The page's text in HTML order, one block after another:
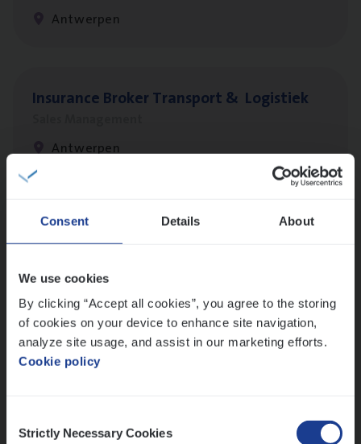
Consent Details About
We use cookies
By clicking “Accept all cookies”, you agree to the storing
of cookies on your device to enhance site navigation,
analyze site usage, and assist in our marketing efforts.
Cookie policy
Selection
Strictly Necessary Cookies
Antwerpen
Insu­ran­ce Bro­ker Trans­port& Logistiek
Antwerpen
ITBusi­ness Analyst
IT, Change & Innovation
Antwerpen
Test Ana­lyst